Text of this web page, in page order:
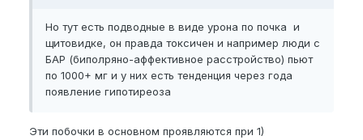
Но тут есть подводные в виде урона по почка и
щитовидке, он правда токсичен и например люди с
БАР (биполряно-аффективное расстройство) пьют
по 1000+ мг и у них есть тенденция через года
появление гипотиреоза
Эти побочки в основном проявляются при 1)